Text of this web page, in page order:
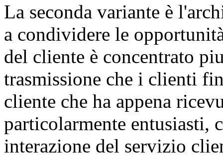
La seconda variante è
a condividere le
del cliente è concentrato
trasmissione che i clienti
cliente che ha appena
particolarmente entusiasti,
interazione del servizio